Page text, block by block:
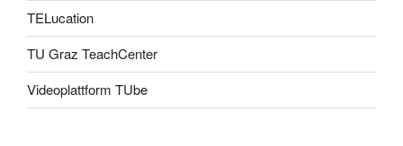
TELucation
TU Graz TeachCenter
Videoplattform TUbe